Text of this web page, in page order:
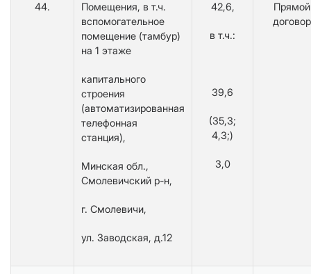
44.
Помещения, в т.ч.
вспомогательное
помещение (тамбур)
на 1 этаже
капитального
строения
(автоматизированная
телефонная
станция),
Минская обл.,
Смолевичский р-н,
г. Смолевичи,
ул. Заводская, д.12
42,6,
в т.ч.:
39,6
(35,3;
4,3;)
3,0
Прямой
договор